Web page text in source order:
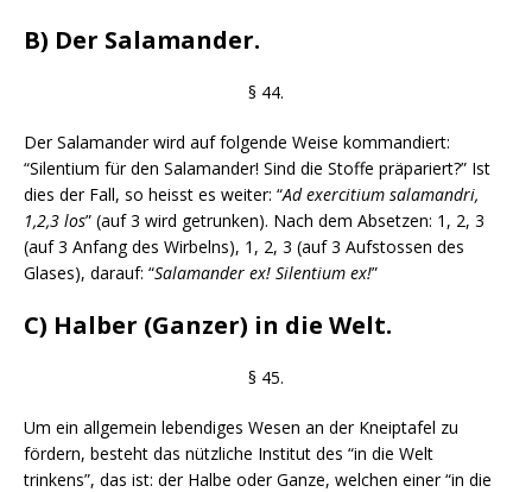
B) Der Salamander.
§ 44.
Der Salamander wird auf folgende Weise kommandiert:
“Silentium für den Salamander! Sind die Stoffe präpariert?” Ist
dies der Fall, so heisst es weiter: “Ad exercitium salamandri,
1,2,3 los” (auf 3 wird getrunken). Nach dem Absetzen: 1, 2, 3
(auf 3 Anfang des Wirbelns), 1, 2, 3 (auf 3 Aufstossen des
Glases), darauf: “Salamander ex! Silentium ex!”
C) Halber (Ganzer) in die Welt.
§ 45.
Um ein allgemein lebendiges Wesen an der Kneiptafel zu
fördern, besteht das nützliche Institut des “in die Welt
trinkens”, das ist: der Halbe oder Ganze, welchen einer “in die